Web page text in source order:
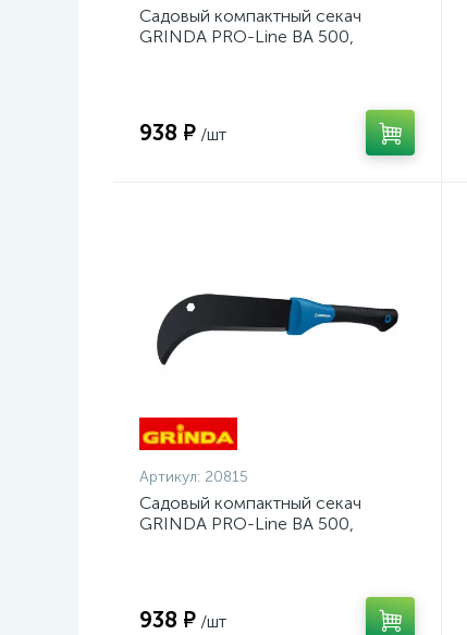
Садовый компактный секач
GRINDA PRO-Line BA 500,
938 ₽ /шт
Артикул: 20815
Садовый компактный секач
GRINDA PRO-Line BA 500,
938 ₽ /шт